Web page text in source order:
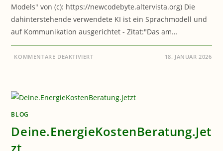
Models" von (c): https://newcodebyte.altervista.org) Die
dahinterstehende verwendete KI ist ein Sprachmodell und
auf Kommunikation ausgerichtet - Zitat:"Das am…
KOMMENTARE DEAKTIVIERTFÜR
HEISSE „
18. JANUAR 2026
BLOG
Deine.EnergieKostenBeratung.Jet